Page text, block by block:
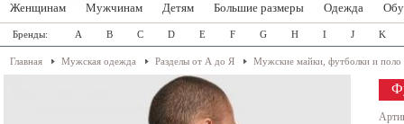
Женщинам Мужчинам Детям Большие размеры Одежда
Бренды: A B C D E F G H I J K
Главная Мужская одежда Разделы от А до Я Мужские майки, футболки и поло